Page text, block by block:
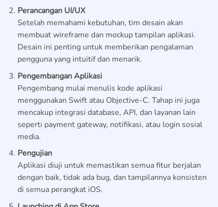
Perancangan UI/UX
Setelah memahami kebutuhan, tim desain akan
membuat wireframe dan mockup tampilan aplikasi.
Desain ini penting untuk memberikan pengalaman
pengguna yang intuitif dan menarik.
Pengembangan Aplikasi
Pengembang mulai menulis kode aplikasi
menggunakan Swift atau Objective-C. Tahap ini juga
mencakup integrasi database, API, dan layanan lain
seperti payment gateway, notifikasi, atau login sosial
media.
Pengujian
Aplikasi diuji untuk memastikan semua fitur berjalan
dengan baik, tidak ada bug, dan tampilannya konsisten
di semua perangkat iOS.